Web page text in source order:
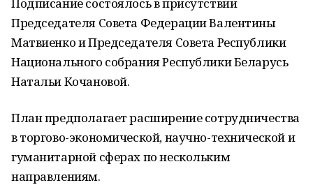
Председателя Совета Федерации Валентины
Матвиенко и Председателя Совета Республики
Национального собрания Республики Беларусь
Натальи Кочановой.
План предполагает расширение сотрудничества
в торгово-экономической, научно-технической и
гуманитарной сферах по нескольким
направлениям.